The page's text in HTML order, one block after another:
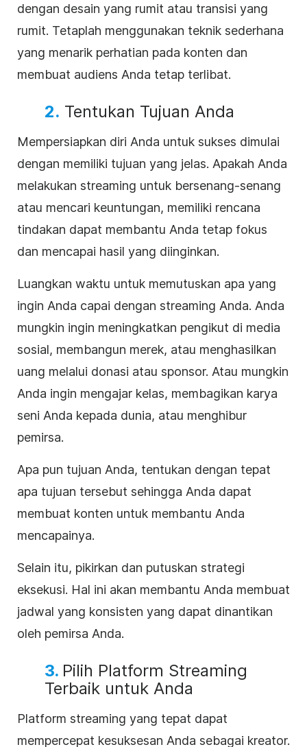
dengan desain yang rumit atau transisi yang
rumit. Tetaplah menggunakan teknik sederhana
yang menarik perhatian pada konten dan
membuat audiens Anda tetap terlibat.
2. Tentukan Tujuan Anda
Mempersiapkan diri Anda untuk sukses dimulai
dengan memiliki tujuan yang jelas. Apakah Anda
melakukan streaming untuk bersenang-senang
atau mencari keuntungan, memiliki rencana
tindakan dapat membantu Anda tetap fokus
dan mencapai hasil yang diinginkan.
Luangkan waktu untuk memutuskan apa yang
ingin Anda capai dengan streaming Anda. Anda
mungkin ingin meningkatkan pengikut di media
sosial, membangun merek, atau menghasilkan
uang melalui donasi atau sponsor. Atau mungkin
Anda ingin mengajar kelas, membagikan karya
seni Anda kepada dunia, atau menghibur
pemirsa.
Apa pun tujuan Anda, tentukan dengan tepat
apa tujuan tersebut sehingga Anda dapat
membuat konten untuk membantu Anda
mencapainya.
Selain itu, pikirkan dan putuskan strategi
eksekusi. Hal ini akan membantu Anda membuat
jadwal yang konsisten yang dapat dinantikan
oleh pemirsa Anda.
3. Pilih Platform Streaming
Terbaik untuk Anda
Platform streaming yang tepat dapat
mempercepat kesuksesan Anda sebagai kreator.